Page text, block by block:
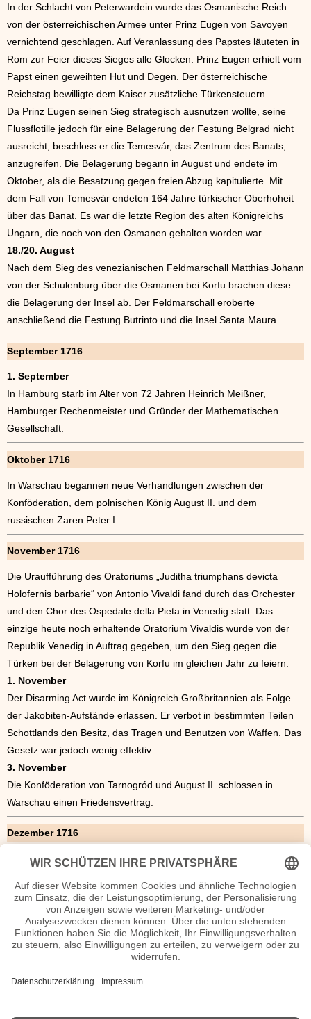
In der Schlacht von Peterwardein wurde das Osmanische Reich
von der österreichischen Armee unter Prinz Eugen von Savoyen
vernichtend geschlagen. Auf Veranlassung des Papstes läuteten in
Rom zur Feier dieses Sieges alle Glocken. Prinz Eugen erhielt vom
Papst einen geweihten Hut und Degen. Der österreichische
Reichstag bewilligte dem Kaiser zusätzliche Türkensteuern.
Da Prinz Eugen seinen Sieg strategisch ausnutzen wollte, seine
Flussflotille jedoch für eine Belagerung der Festung Belgrad nicht
ausreicht, beschloss er die Temesvár, das Zentrum des Banats,
anzugreifen. Die Belagerung begann in August und endete im
Oktober, als die Besatzung gegen freien Abzug kapitulierte. Mit
dem Fall von Temesvár endeten 164 Jahre türkischer Oberhoheit
über das Banat. Es war die letzte Region des alten Königreichs
Ungarn, die noch von den Osmanen gehalten worden war.
18./20. August
Nach dem Sieg des venezianischen Feldmarschall Matthias Johann
von der Schulenburg über die Osmanen bei Korfu brachen diese
die Belagerung der Insel ab. Der Feldmarschall eroberte
anschließend die Festung Butrinto und die Insel Santa Maura.
September 1716
1. September
In Hamburg starb im Alter von 72 Jahren Heinrich Meißner,
Hamburger Rechenmeister und Gründer der Mathematischen
Gesellschaft.
Oktober 1716
In Warschau begannen neue Verhandlungen zwischen der
Konföderation, dem polnischen König August II. und dem
russischen Zaren Peter I.
November 1716
Die Uraufführung des Oratoriums „Juditha triumphans devicta
Holofernis barbarie“ von Antonio Vivaldi fand durch das Orchester
und den Chor des Ospedale della Pieta in Venedig statt. Das
einzige heute noch erhaltende Oratorium Vivaldis wurde von der
Republik Venedig in Auftrag gegeben, um den Sieg gegen die
Türken bei der Belagerung von Korfu im gleichen Jahr zu feiern.
1. November
Der Disarming Act wurde im Königreich Großbritannien als Folge
der Jakobiten-Aufstände erlassen. Er verbot in bestimmten Teilen
Schottlands den Besitz, das Tragen und Benutzen von Waffen. Das
Gesetz war jedoch wenig effektiv.
3. November
Die Konföderation von Tarnogród und August II. schlossen in
Warschau einen Friedensvertrag.
Dezember 1716
10. Dezember
der evangelischen Theologie aus der Oberlausitz das Wendische
Prediger-Kollegium. Ziel war es, Predigten in ihrer Muttersprache
auszuarbeiten und sie sich gegenseitig vorzutragen, um sich auf
ihre spätere Tätigkeit in sorbsich-sprachigen Gemeinden
15. Dezember
Geburtstage 2016